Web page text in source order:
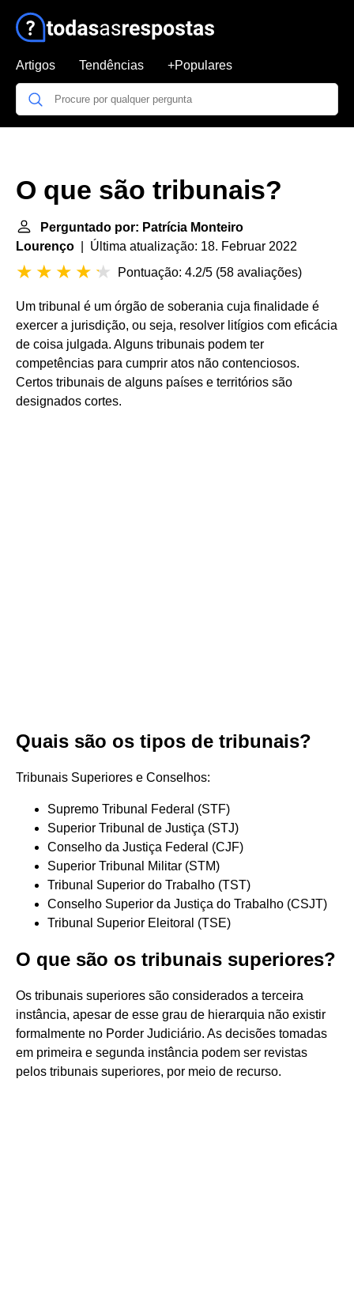
Artigos Tendências +Populares
O que são tribunais?
Perguntado por: Patrícia Monteiro
Lourenço | Última atualização: 18. Februar 2022
Pontuação: 4.2/5 (58 avaliações)
Um tribunal é um órgão de soberania cuja finalidade é
exercer a jurisdição, ou seja, resolver litígios com eficácia
de coisa julgada. Alguns tribunais podem ter
competências para cumprir atos não contenciosos.
Certos tribunais de alguns países e territórios são
designados cortes.
Quais são os tipos de tribunais?
Tribunais Superiores e Conselhos:
Supremo Tribunal Federal (STF)
Superior Tribunal de Justiça (STJ)
Conselho da Justiça Federal (CJF)
Superior Tribunal Militar (STM)
Tribunal Superior do Trabalho (TST)
Conselho Superior da Justiça do Trabalho (CSJT)
Tribunal Superior Eleitoral (TSE)
O que são os tribunais superiores?
Os tribunais superiores são considerados a terceira
instância, apesar de esse grau de hierarquia não existir
formalmente no Porder Judiciário. As decisões tomadas
em primeira e segunda instância podem ser revistas
pelos tribunais superiores, por meio de recurso.